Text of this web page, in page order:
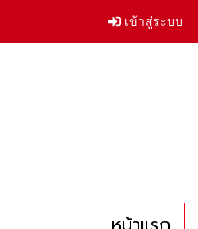
เข้าสู่ระบบ